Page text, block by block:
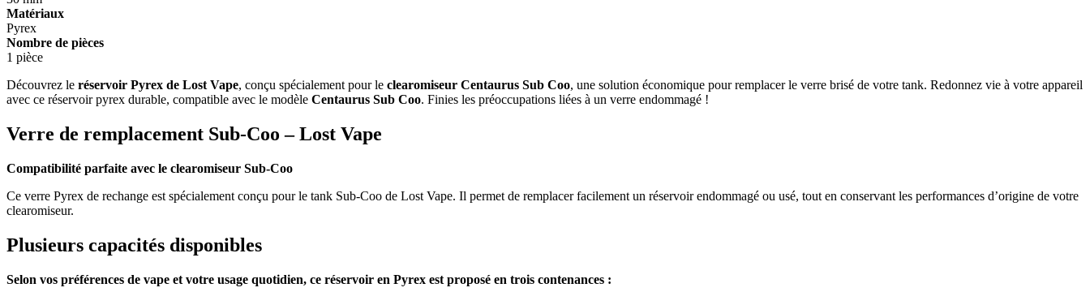
Matériaux
Pyrex
Nombre de pièces
1 pièce
Découvrez le réservoir Pyrex de Lost Vape, conçu spécialement pour le clearomiseur Centaurus Sub Coo, une solution économique pour remplacer le verre brisé de votre tank. Redonnez vie à votre appareil
avec ce réservoir pyrex durable, compatible avec le modèle Centaurus Sub Coo. Finies les préoccupations liées à un verre endommagé !
Verre de remplacement Sub-Coo – Lost Vape
Compatibilité parfaite avec le clearomiseur Sub-Coo
Ce verre Pyrex de rechange est spécialement conçu pour le tank Sub-Coo de Lost Vape. Il permet de remplacer facilement un réservoir endommagé ou usé, tout en conservant les performances d’origine de votre
clearomiseur.
Plusieurs capacités disponibles
Selon vos préférences de vape et votre usage quotidien, ce réservoir en Pyrex est proposé en trois contenances :